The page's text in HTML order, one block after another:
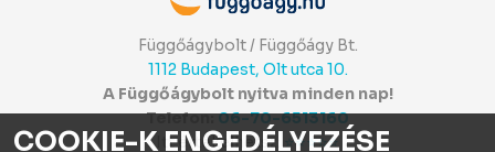
Függőágybolt / Függőágy Bt.
1112 Budapest, Olt utca 10.
A Függőágybolt nyitva minden nap!
Telefon:06-70-6513160
Itt értékelhetsz:⭐⭐⭐⭐⭐
COOKIE-K ENGEDÉLYEZÉSE